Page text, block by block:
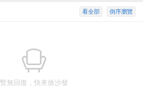
倒序瀏覽
看全部
暫無回復，快來搶沙發